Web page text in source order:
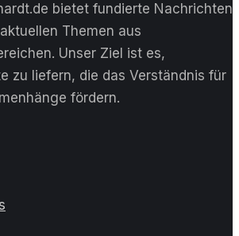
bietet fundierte Nachrichten
Themen aus
Unser Ziel ist es,
zu liefern, die das Verständnis für
fördern.